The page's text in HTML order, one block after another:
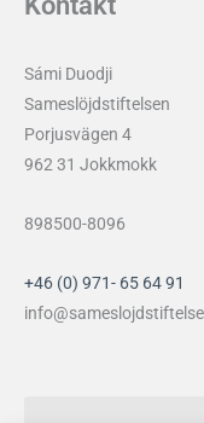
Sámi Duodji
Sameslöjdstiftelsen
Porjusvägen 4
962 31 Jokkmokk
898500-8096
+46 (0) 971- 65 64 91